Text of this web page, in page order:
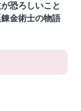
恐ろしいこと
金術士の物語